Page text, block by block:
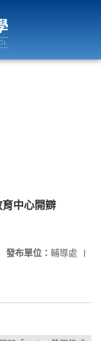
中心開辧
發布單位： 輔導處 |